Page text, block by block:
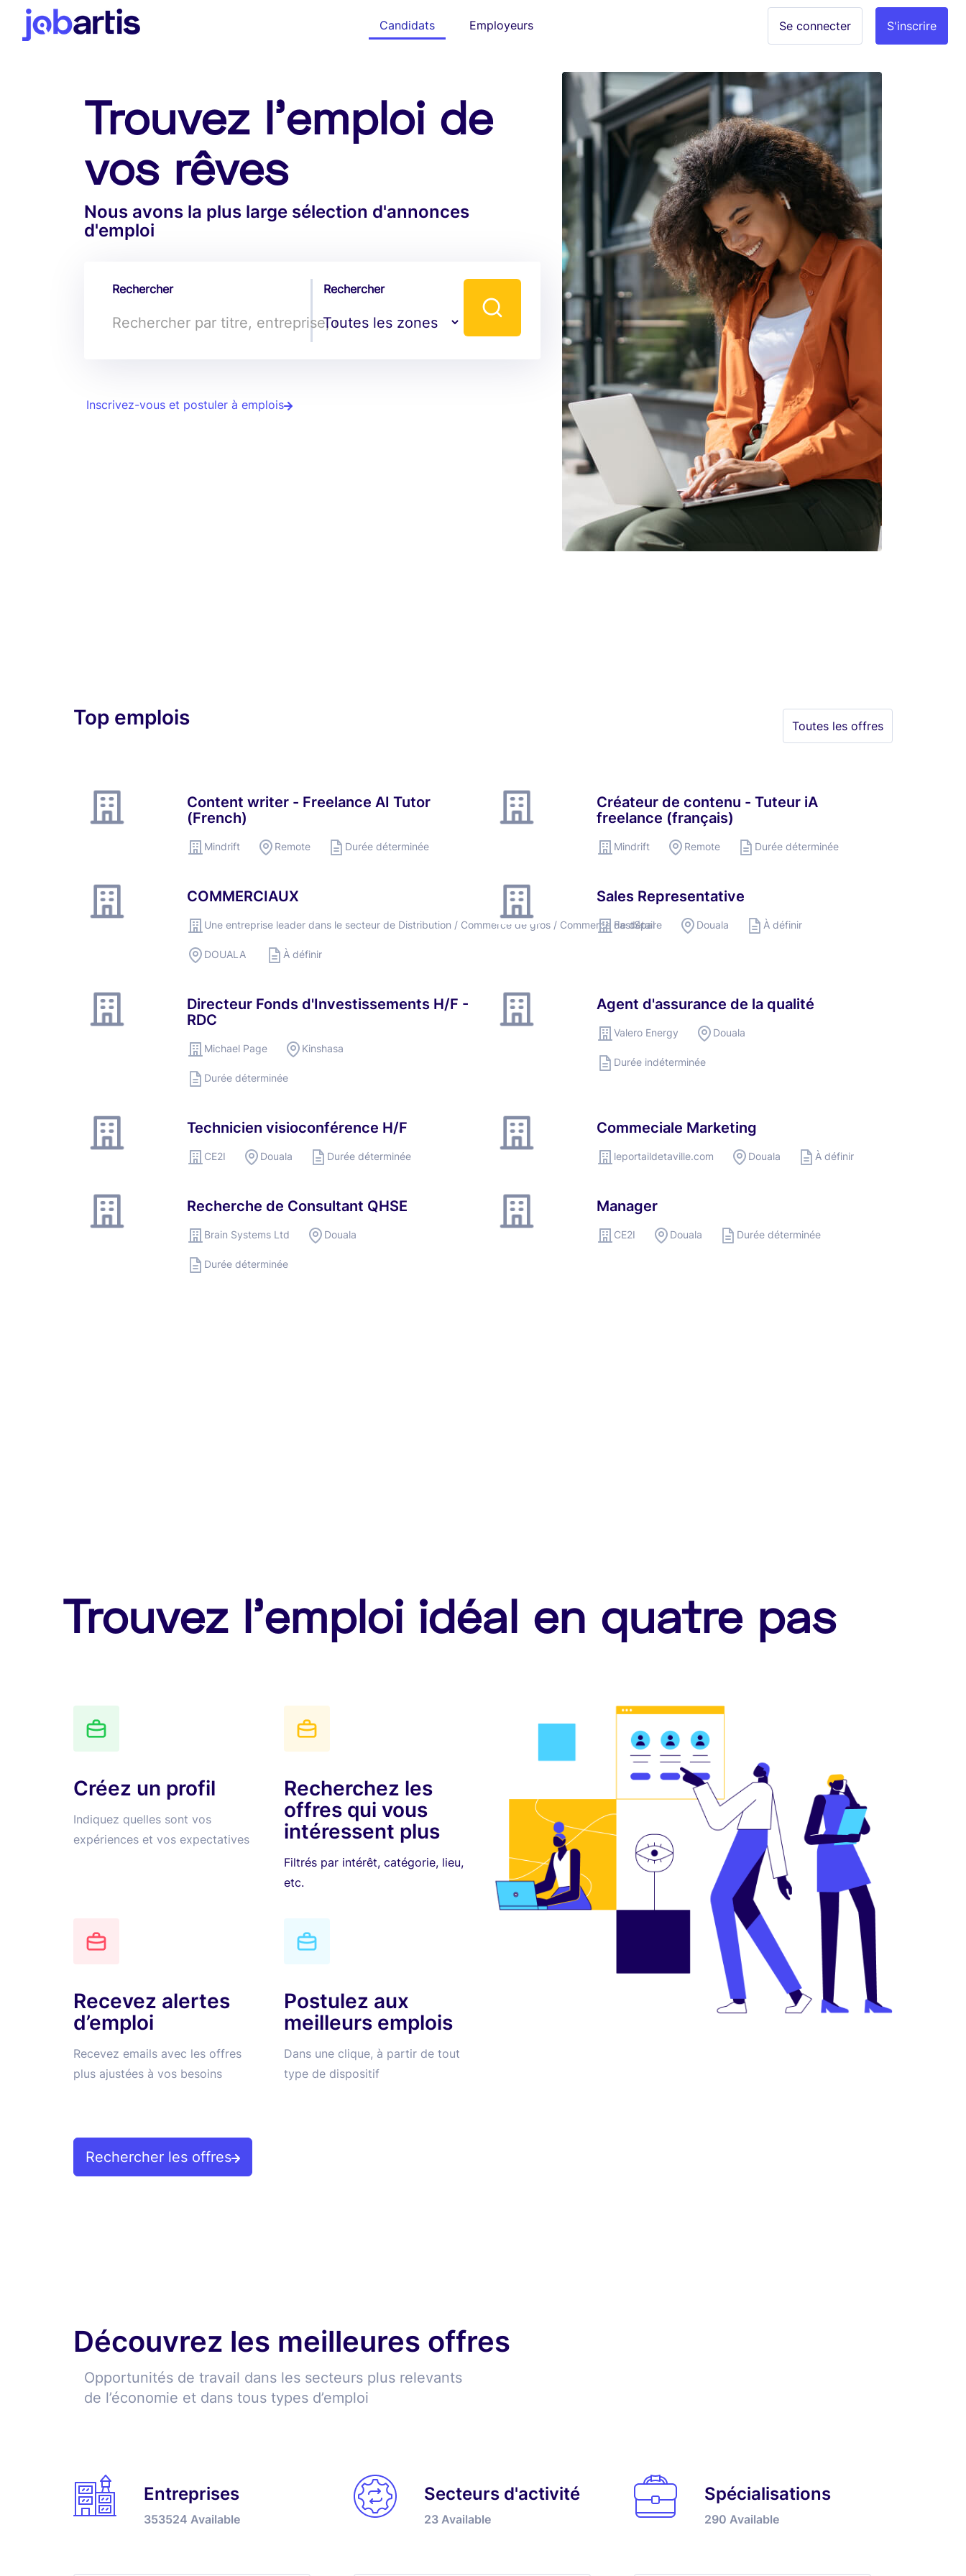
Candidats Employeurs S'inscrire
Se connecter
Trouvez l'emploi de
vos rêves
Nous avons la plus large sélection d'annonces
d'emploi
Rechercher Rechercher
Inscrivez-vous et postuler à emplois
Top emplois Toutes les offres
Content writer - Freelance AI Tutor
(French)
Mindrift Remote Durée déterminée
Créateur de contenu - Tuteur iA
freelance (français)
Mindrift Remote Durée déterminée
COMMERCIAUX
Une entreprise leader dans le secteur de Distribution / Commerce de gros / Commerce de détail
DOUALA À définir
Sales Representative
FastSpare Douala À définir
Directeur Fonds d'Investissements H/F -
RDC
Michael Page Kinshasa
Durée déterminée
Agent d'assurance de la qualité
Valero Energy Douala
Durée indéterminée
Technicien visioconférence H/F
CE2I Douala Durée déterminée
Commeciale Marketing
leportaildetaville.com Douala À définir
Recherche de Consultant QHSE
Brain Systems Ltd Douala
Durée déterminée
Manager
CE2I Douala Durée déterminée
Trouvez l’emploi idéal en quatre pas
Créez un profil
Indiquez quelles sont vos
expériences et vos expectatives
Recherchez les
offres qui vous
intéressent plus
Filtrés par intérêt, catégorie, lieu,
etc.
Recevez alertes
d’emploi
Recevez emails avec les offres
plus ajustées à vos besoins
Postulez aux
meilleurs emplois
Dans une clique, à partir de tout
type de dispositif
Rechercher les offres
Découvrez les meilleures offres
Opportunités de travail dans les secteurs plus relevants
de l’économie et dans tous types d’emploi
Entreprises
353524 Available
Secteurs d'activité
23 Available
Spécialisations
290 Available